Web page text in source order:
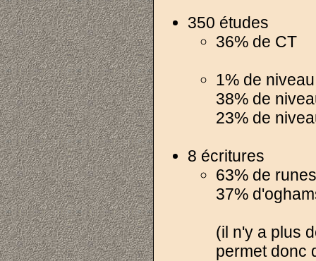
350 études
36% de CT
1% de
38% de
23% de
8 écritures
63% de runes
37%
(il n'y a plus
permet donc